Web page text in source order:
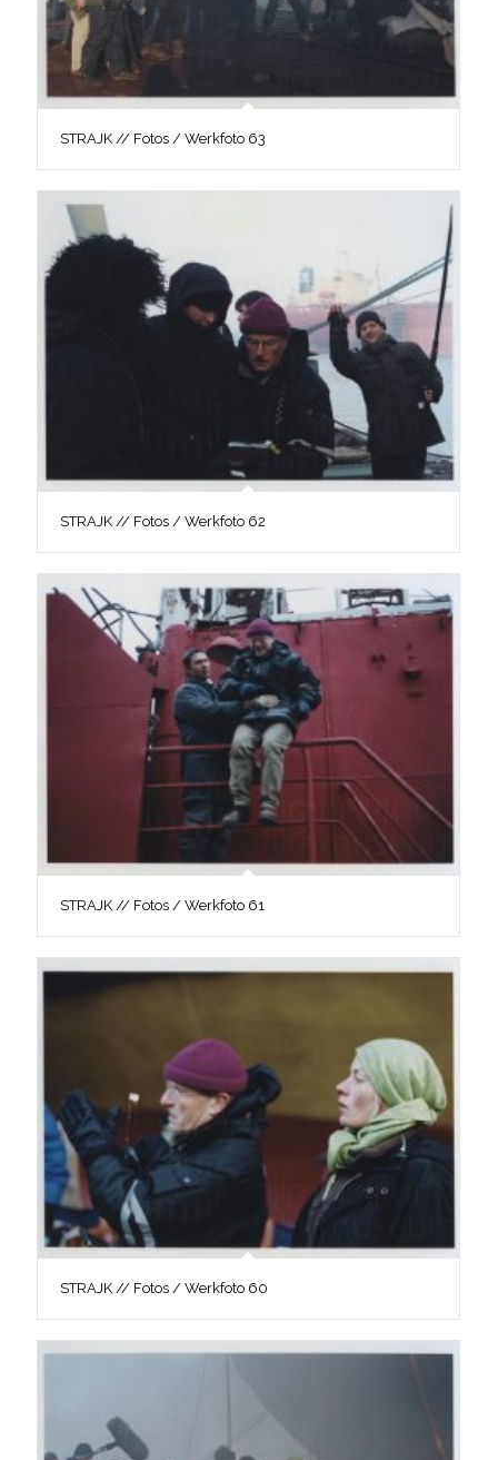
STRAJK // Fotos / Werkfoto 63
STRAJK // Fotos / Werkfoto 62
STRAJK // Fotos / Werkfoto 61
STRAJK // Fotos / Werkfoto 60